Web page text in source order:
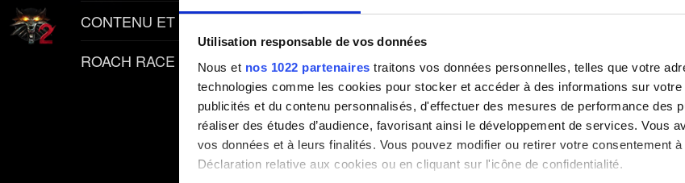
Utilisation responsable de vos données
Nous et nos 1022 partenaires traitons vos données personnelles, telles que votre
technologies comme les cookies pour stocker et accéder à des informations sur
publicités et du contenu personnalisés, d'effectuer des mesures de performance des
réaliser des études d’audience, favorisant ainsi le développement de services. Vous
vos données et à leurs finalités. Vous pouvez modifier ou retirer votre consentement
Déclaration relative aux cookies ou en cliquant sur l'icône de confidentialité.
CONTENU ET POLITIQUES
ROACH RACE APP
anglais